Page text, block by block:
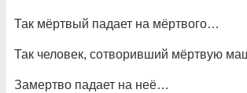
Так мёртвый падает на мёртвого…
Так человек, сотворивший мёртвую
Замертво падает на неё…